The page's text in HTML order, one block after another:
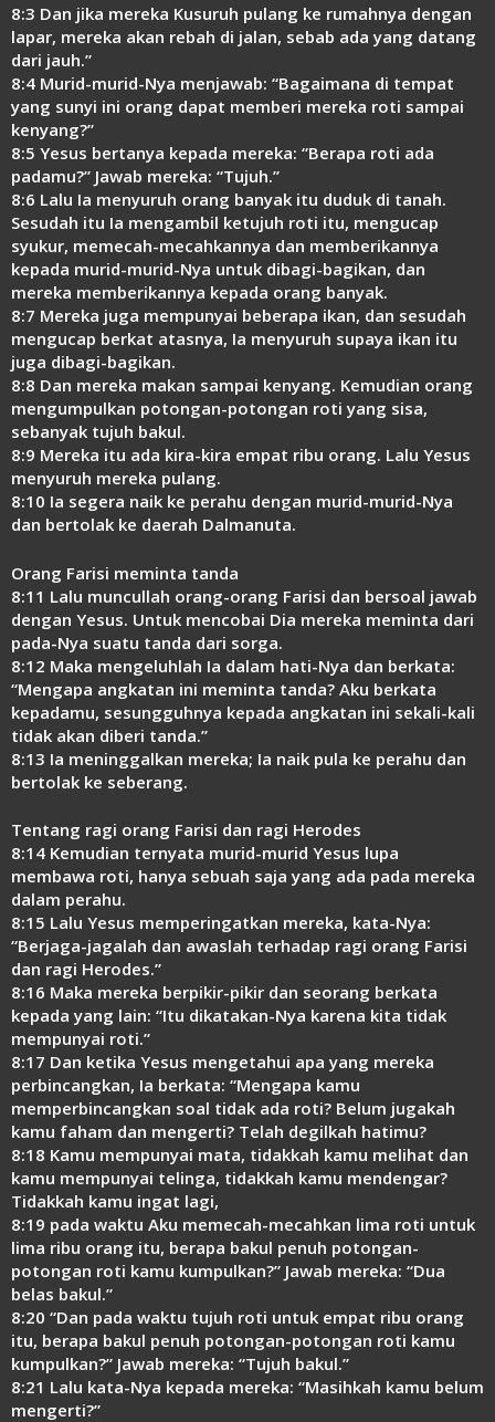
8:3 Dan jika mereka Kusuruh pulang ke rumahnya dengan
lapar, mereka akan rebah di jalan, sebab ada yang datang
dari jauh.”
8:4 Murid-murid-Nya menjawab: “Bagaimana di tempat
yang sunyi ini orang dapat memberi mereka roti sampai
kenyang?”
8:5 Yesus bertanya kepada mereka: “Berapa roti ada
padamu?” Jawab mereka: “Tujuh.”
8:6 Lalu Ia menyuruh orang banyak itu duduk di tanah.
Sesudah itu Ia mengambil ketujuh roti itu, mengucap
syukur, memecah-mecahkannya dan memberikannya
kepada murid-murid-Nya untuk dibagi-bagikan, dan
mereka memberikannya kepada orang banyak.
8:7 Mereka juga mempunyai beberapa ikan, dan sesudah
mengucap berkat atasnya, Ia menyuruh supaya ikan itu
juga dibagi-bagikan.
8:8 Dan mereka makan sampai kenyang. Kemudian orang
mengumpulkan potongan-potongan roti yang sisa,
sebanyak tujuh bakul.
8:9 Mereka itu ada kira-kira empat ribu orang. Lalu Yesus
menyuruh mereka pulang.
8:10 Ia segera naik ke perahu dengan murid-murid-Nya
dan bertolak ke daerah Dalmanuta.
Orang Farisi meminta tanda
8:11 Lalu muncullah orang-orang Farisi dan bersoal jawab
dengan Yesus. Untuk mencobai Dia mereka meminta dari
pada-Nya suatu tanda dari sorga.
8:12 Maka mengeluhlah Ia dalam hati-Nya dan berkata:
“Mengapa angkatan ini meminta tanda? Aku berkata
kepadamu, sesungguhnya kepada angkatan ini sekali-kali
tidak akan diberi tanda.”
8:13 Ia meninggalkan mereka; Ia naik pula ke perahu dan
bertolak ke seberang.
Tentang ragi orang Farisi dan ragi Herodes
8:14 Kemudian ternyata murid-murid Yesus lupa
membawa roti, hanya sebuah saja yang ada pada mereka
dalam perahu.
8:15 Lalu Yesus memperingatkan mereka, kata-Nya:
“Berjaga-jagalah dan awaslah terhadap ragi orang Farisi
dan ragi Herodes.”
8:16 Maka mereka berpikir-pikir dan seorang berkata
kepada yang lain: “Itu dikatakan-Nya karena kita tidak
mempunyai roti.”
8:17 Dan ketika Yesus mengetahui apa yang mereka
perbincangkan, Ia berkata: “Mengapa kamu
memperbincangkan soal tidak ada roti? Belum jugakah
kamu faham dan mengerti? Telah degilkah hatimu?
8:18 Kamu mempunyai mata, tidakkah kamu melihat dan
kamu mempunyai telinga, tidakkah kamu mendengar?
Tidakkah kamu ingat lagi,
8:19 pada waktu Aku memecah-mecahkan lima roti untuk
lima ribu orang itu, berapa bakul penuh potongan-
potongan roti kamu kumpulkan?” Jawab mereka: “Dua
belas bakul.”
8:20 “Dan pada waktu tujuh roti untuk empat ribu orang
itu, berapa bakul penuh potongan-potongan roti kamu
kumpulkan?” Jawab mereka: “Tujuh bakul.”
8:21 Lalu kata-Nya kepada mereka: “Masihkah kamu belum
mengerti?”